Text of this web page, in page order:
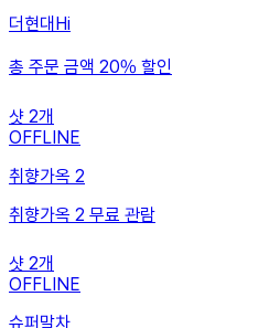
더현대Hi
총 주문 금액 20% 할인
샷 2개
OFFLINE
취향가옥 2
취향가옥 2 무료 관람
샷 2개
OFFLINE
슈퍼말차